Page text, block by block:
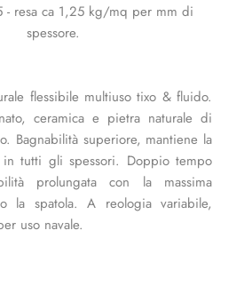
- resa ca 1,25 kg/mq per mm di
spessore.
flessibile multiuso tixo & fluido.
ceramica e pietra naturale di
Bagnabilità superiore, mantiene la
tutti gli spessori. Doppio tempo
prolungata con la massima
la spatola. A reologia variabile,
uso navale.